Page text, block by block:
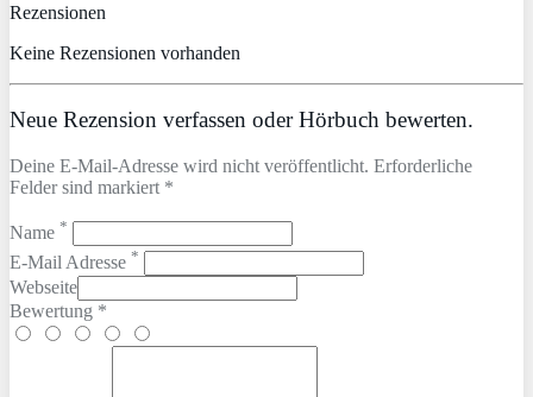
Rezensionen
Keine Rezensionen vorhanden
Neue Rezension verfassen oder Hörbuch bewerten.
Deine E-Mail-Adresse wird nicht veröffentlicht. Erforderliche
Felder sind markiert *
Name *
E-Mail Adresse *
Webseite
Bewertung *